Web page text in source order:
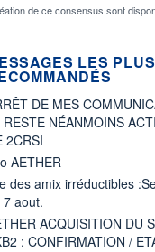
de ce consensus sont
LES PLUS
DE MES
RESTE NÉANMOINS
2CRSI
AETHER
des amix irréductibles
7 aout.
ACQUISITION DU
: CONFIRMATION /